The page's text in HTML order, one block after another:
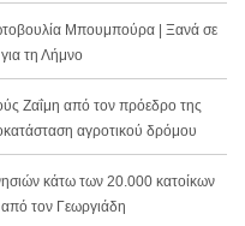
Μπουμπούρα | Ξανά σε
τη Λήμνο
Ζαΐμη από τον πρόεδρο της
αγροτικού δρόμου
κάτω των 20.000 κατοίκων
τον Γεωργιάδη